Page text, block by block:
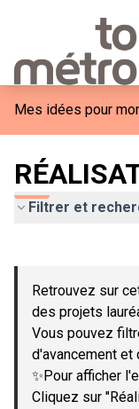
Mes idées pour
Filtrer et
−
Retrouvez sur
des projets
Vous pouvez
d'avancement et
✨Pour afficher
Cliquez sur